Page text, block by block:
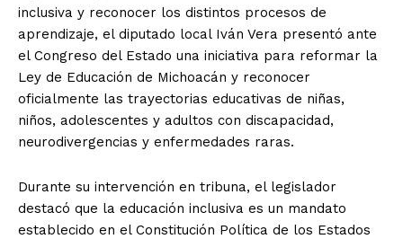
inclusiva y reconocer los distintos procesos de
aprendizaje, el diputado local Iván Vera presentó ante
el Congreso del Estado una iniciativa para reformar la
Ley de Educación de Michoacán y reconocer
oficialmente las trayectorias educativas de niñas,
niños, adolescentes y adultos con discapacidad,
neurodivergencias y enfermedades raras.
Durante su intervención en tribuna, el legislador
destacó que la educación inclusiva es un mandato
establecido en el Constitución Política de los Estados